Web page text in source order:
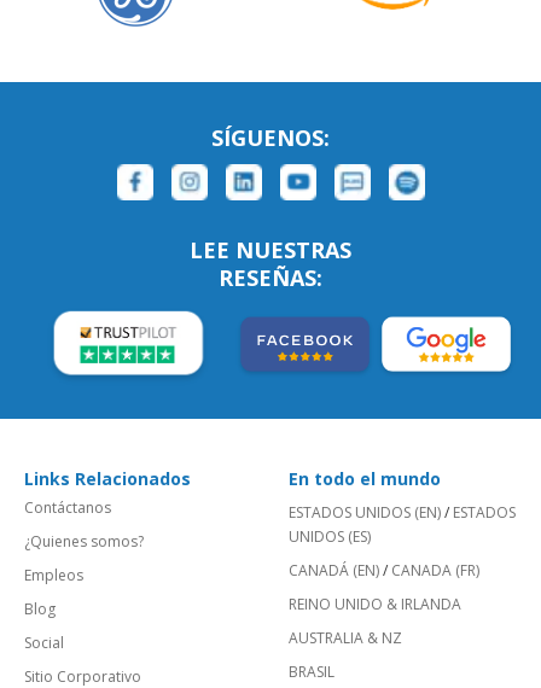
SÍGUENOS:
LEE NUESTRAS
RESEÑAS:
Links Relacionados
Contáctanos
¿Quienes somos?
Empleos
Blog
Social
Sitio Corporativo
En todo el mundo
ESTADOS UNIDOS (EN)/ ESTADOS
UNIDOS (ES)
CANADÁ (EN)/ CANADA (FR)
REINO UNIDO & IRLANDA
AUSTRALIA & NZ
BRASIL